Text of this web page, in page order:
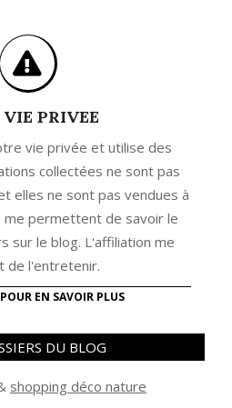
PRIVEE
vie privée et utilise des
collectées ne sont pas
elles ne sont pas vendues à
permettent de savoir le
sur le blog. L'affiliation me
de l'entretenir.
EN SAVOIR PLUS
DU BLOG
shopping déco nature